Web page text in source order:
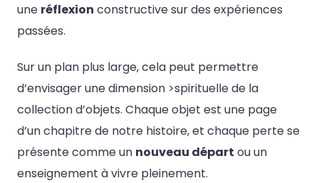
une réflexion constructive sur des expériences
passées.
Sur un plan plus large, cela peut permettre
d’envisager une dimension >spirituelle de la
collection d’objets. Chaque objet est une page
d’un chapitre de notre histoire, et chaque perte se
présente comme un nouveau départ ou un
enseignement à vivre pleinement.